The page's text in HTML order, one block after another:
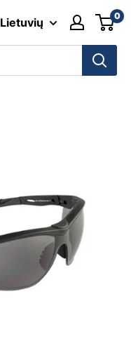
Lietuvių 0